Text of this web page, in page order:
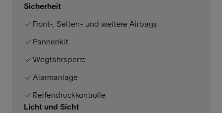
Sicherheit
Front-, Seiten- und weitere Airbags
Pannenkit
Wegfahrsperre
Alarmanlage
Reifendruckkontrolle
Licht und Sicht